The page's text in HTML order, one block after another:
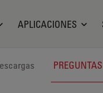
APLICACIONES